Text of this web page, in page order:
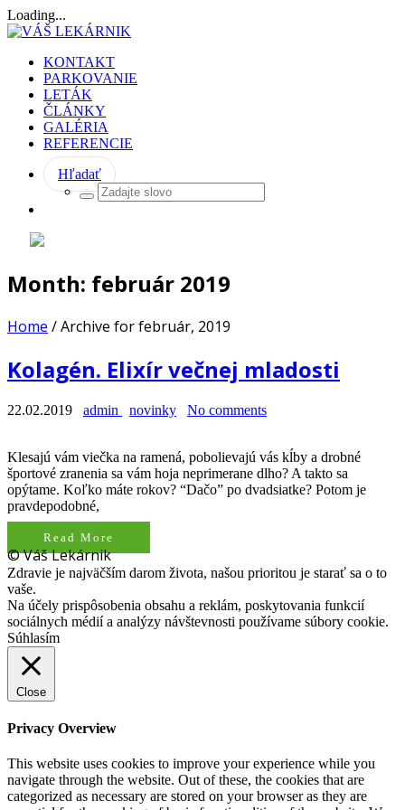
Loading...
KONTAKT
PARKOVANIE
LETÁK
ČLÁNKY
GALÉRIA
REFERENCIE
Hľadať
Month: február 2019
Home /Archive for február, 2019
Kolagén. Elixír večnej mladosti
22.02.2019 admin novinky No comments
Klesajú vám viečka na ramená, pobolievajú vás kĺby a drobné
športové zranenia sa vám hoja neprimerane dlho? A takto sa
opýtame. Koľko máte rokov? “Dačo” po dvadsiatke? Potom je
pravdepodobné,
Read More
© Váš Lekárnik
Zdravie je najväčším darom života, našou prioritou je starať sa o to
vaše.
Na účely prispôsobenia obsahu a reklám, poskytovania funkcií
sociálnych médií a analýzy návštevnosti používame súbory cookie.
Súhlasím
Close
Privacy Overview
This website uses cookies to improve your experience while you
navigate through the website. Out of these, the cookies that are
categorized as necessary are stored on your browser as they are